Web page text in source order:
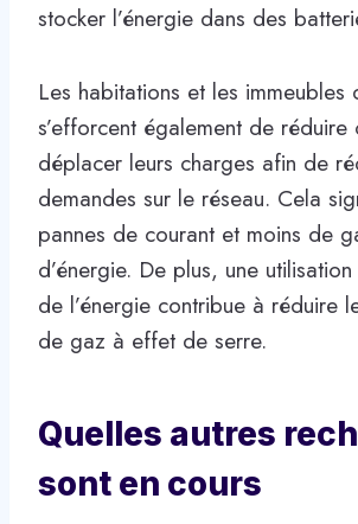
stocker l’énergie dans des
Les habitations et les immeubles
s’efforcent également de réduire
déplacer leurs charges afin de
demandes sur le réseau. Cela
pannes de courant et moins de
d’énergie. De plus, une
de l’énergie contribue à réduire
de gaz à effet de serre.
Quelles autres
sont en cours